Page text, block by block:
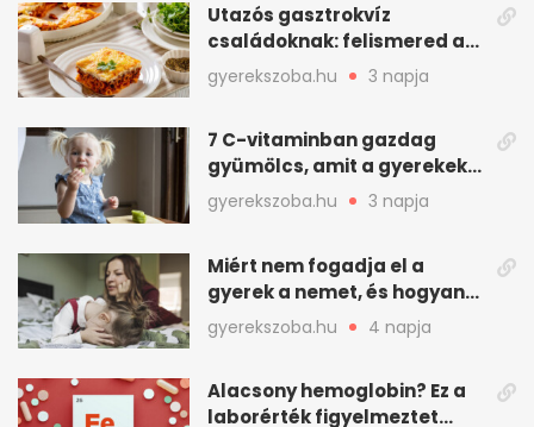
Utazós gasztrokvíz
családoknak: felismered az
asadót és társait?
gyerekszoba.hu 3 napja
7 C-vitaminban gazdag
gyümölcs, amit a gyerekek
is szívesen megesznek
gyerekszoba.hu 3 napja
Miért nem fogadja el a
gyerek a nemet, és hogyan
mondd ki jól?
gyerekszoba.hu 4 napja
Alacsony hemoglobin? Ez a
laborérték figyelmeztet